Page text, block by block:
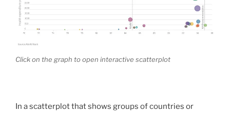
Click on the graph to open interactive scatterplot
In a scatterplot that shows groups of countries or